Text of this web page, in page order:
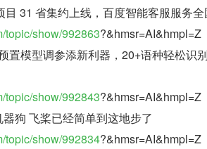
31 省集约上线，百度智能客服服务
topic/show/992863?&hmsr=AI&hmpl=Z
置模型调参添新利器，20+语种轻松识
topic/show/992843?&hmsr=AI&hmpl=Z
狗 飞桨已经简单到这地步了
topic/show/992834?&hmsr=AI&hmpl=Z